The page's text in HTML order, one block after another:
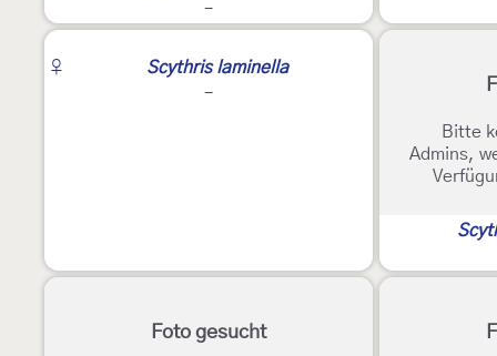
-
♀ Scythris laminella
-
Bitte
Admins,
Foto gesucht